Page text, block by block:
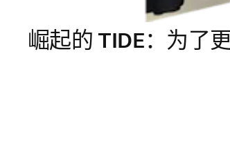
崛起的 TIDE：为了